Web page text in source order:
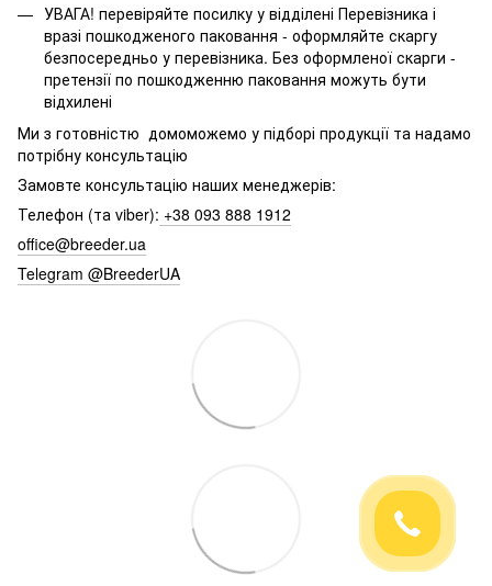
УВАГА! перевіряйте посилку у відділені Перевізника і
вразі пошкодженого паковання - оформляйте скаргу
безпосередньо у перевізника. Без оформленої скарги -
претензії по пошкодженню паковання можуть бути
відхилені
Ми з готовністю домоможемо у підборі продукції та надамо
потрібну консультацію
Замовте консультацію наших менеджерів:
Телефон (та viber): +38 093 888 1912
office@breeder.ua
Telegram @BreederUA